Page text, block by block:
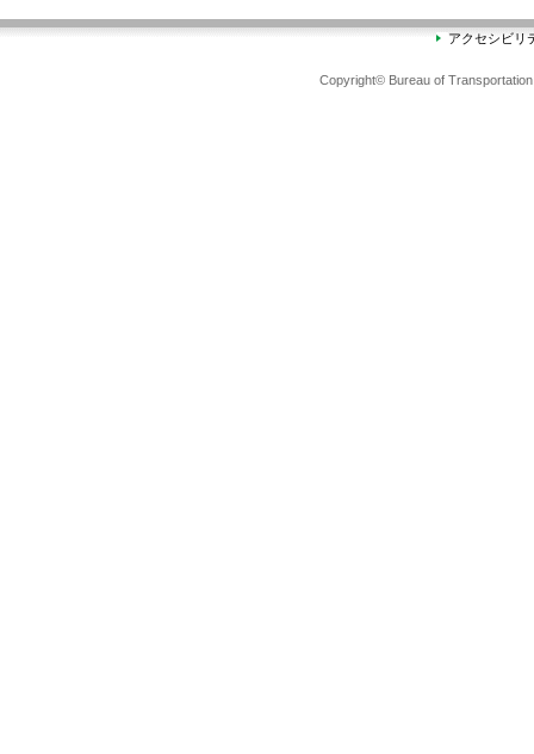
アクセシビリ
Copyright© Bureau of